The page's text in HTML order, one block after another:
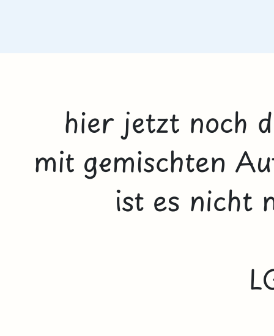
hier jetzt noch
mit gemischten
ist es nicht